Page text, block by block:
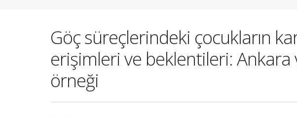
Göç süreçlerindeki çocukların
erişimleri ve beklentileri:
örneği